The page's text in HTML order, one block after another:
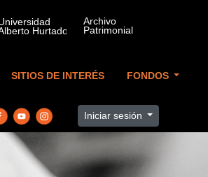
SITIOS DE INTERÉS FONDOS
Iniciar sesión